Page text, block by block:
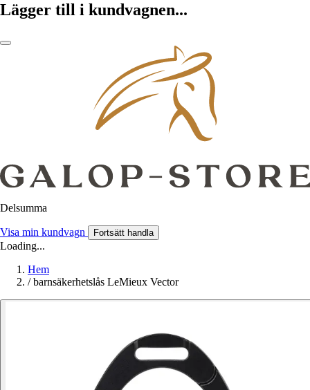
Lägger till i kundvagnen...
Delsumma
Visa min kundvagn Fortsätt handla
Loading...
Hem
/ barnsäkerhetslås LeMieux Vector